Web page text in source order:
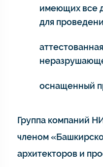
имеющих все
для
оснащенный
Группа компаний
членом
архитекторов и